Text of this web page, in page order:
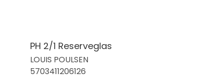
PH 2/1 Reserveglas
LOUIS POULSEN
5703411206126